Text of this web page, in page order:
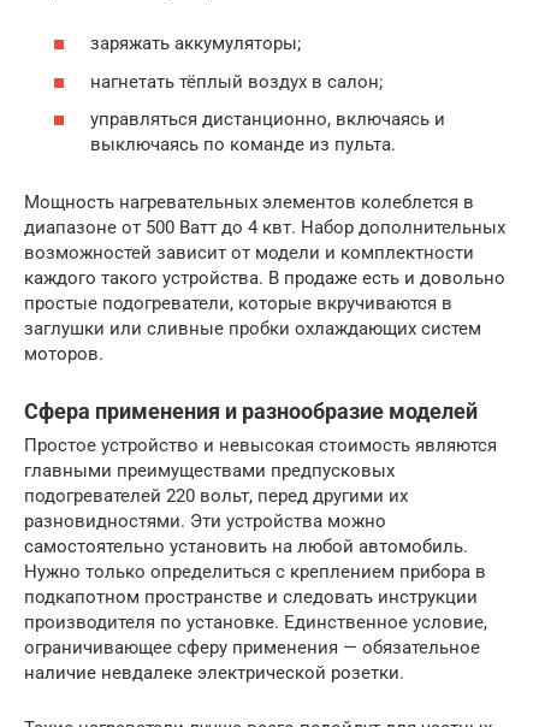
заряжать аккумуляторы;
нагнетать тёплый воздух в салон;
управляться дистанционно, включаясь и
выключаясь по команде из пульта.
Мощность нагревательных элементов колеблется в
диапазоне от 500 Ватт до 4 квт. Набор дополнительных
возможностей зависит от модели и комплектности
каждого такого устройства. В продаже есть и довольно
простые подогреватели, которые вкручиваются в
заглушки или сливные пробки охлаждающих систем
моторов.
Сфера применения и разнообразие моделей
Простое устройство и невысокая стоимость являются
главными преимуществами предпусковых
подогревателей 220 вольт, перед другими их
разновидностями. Эти устройства можно
самостоятельно установить на любой автомобиль.
Нужно только определиться с креплением прибора в
подкапотном пространстве и следовать инструкции
производителя по установке. Единственное условие,
ограничивающее сферу применения — обязательное
наличие невдалеке электрической розетки.